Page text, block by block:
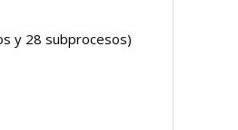
y 28 subprocesos)